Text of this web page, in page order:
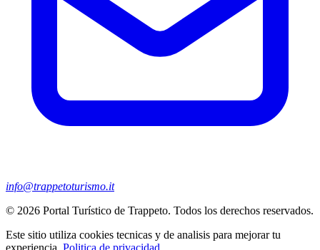
info@trappetoturismo.it
© 2026 Portal Turístico de Trappeto. Todos los derechos reservados.
Este sitio utiliza cookies tecnicas y de analisis para mejorar tu
experiencia. Politica de privacidad